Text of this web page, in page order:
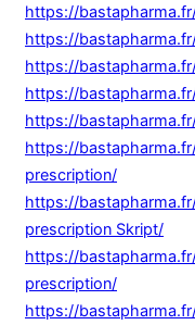
https://
https://
https://
https://
https://
https://
prescription/
https://
prescription Skript/
https://
prescription/
https://